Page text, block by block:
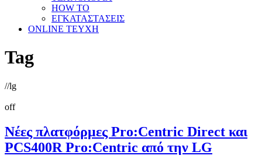
HOW TO
ΕΓΚΑΤΑΣΤΑΣΕΙΣ
ONLINE TEYXH
Tag
//lg
off
Νέες πλατφόρμες Pro:Centric Direct και
PCS400R Pro:Centric από την LG